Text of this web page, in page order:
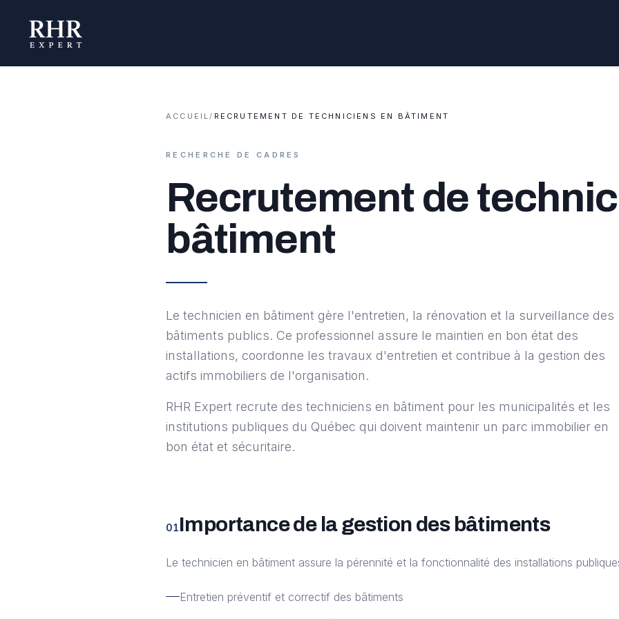
ACCUEIL/ RECRUTEMENT DE TECHNICIENS EN BÂTIMENT
RECHERCHE DE CADRES
Recrutement de
bâtiment
Le technicien en bâtiment gère l'entretien, la rénovation et la surveillance des
bâtiments publics. Ce professionnel assure le maintien en bon état des
installations, coordonne les travaux d'entretien et contribue à la gestion des
actifs immobiliers de l'organisation.
RHR Expert recrute des techniciens en bâtiment pour les municipalités et les
institutions publiques du Québec qui doivent maintenir un parc immobilier en
bon état et sécuritaire.
01Importance de la gestion des bâtiments
Le technicien en bâtiment assure la pérennité et la fonctionnalité des installations
Entretien préventif et correctif des bâtiments